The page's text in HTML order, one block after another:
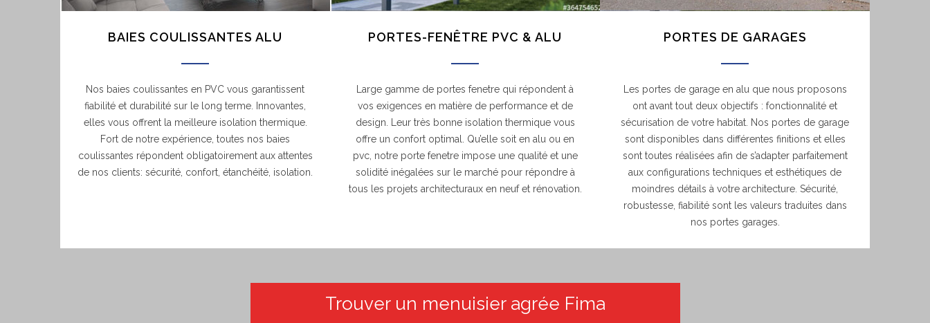
BAIES COULISSANTES ALU
Nos baies coulissantes en PVC vous garantissent
fiabilité et durabilité sur le long terme. Innovantes,
elles vous offrent la meilleure isolation thermique.
Fort de notre expérience, toutes nos baies
coulissantes répondent obligatoirement aux attentes
de nos clients: sécurité, confort, étanchéité, isolation.
PORTES-FENÊTRE PVC & ALU
Large gamme de portes fenetre qui répondent à
vos exigences en matière de performance et de
design. Leur très bonne isolation thermique vous
offre un confort optimal. Qu’elle soit en alu ou en
pvc, notre porte fenetre impose une qualité et une
solidité inégalées sur le marché pour répondre à
tous les projets architecturaux en neuf et rénovation.
PORTES DE GARAGES
Les portes de garage en alu que nous proposons
ont avant tout deux objectifs : fonctionnalité et
sécurisation de votre habitat. Nos portes de garage
sont disponibles dans différentes finitions et elles
sont toutes réalisées afin de s’adapter parfaitement
aux configurations techniques et esthétiques de
moindres détails à votre architecture. Sécurité,
robustesse, fiabilité sont les valeurs traduites dans
nos portes garages.
Trouver un menuisier agrée Fima